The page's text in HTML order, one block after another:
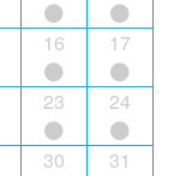
16 17
23 24
30 31